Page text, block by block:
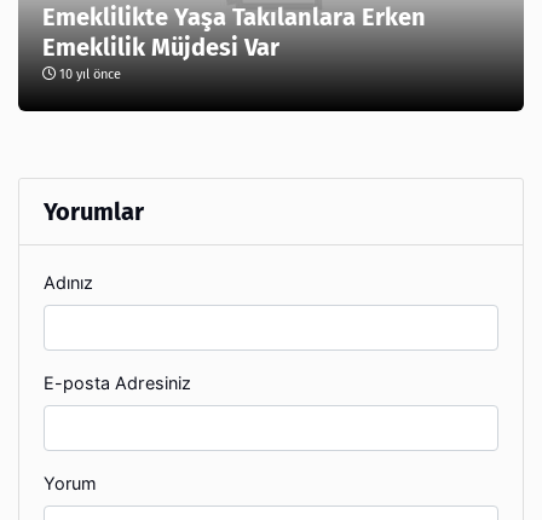
Emeklilikte Yaşa Takılanlara Erken
Emeklilik Müjdesi Var
10 yıl önce
Yorumlar
Adınız
E-posta Adresiniz
Yorum